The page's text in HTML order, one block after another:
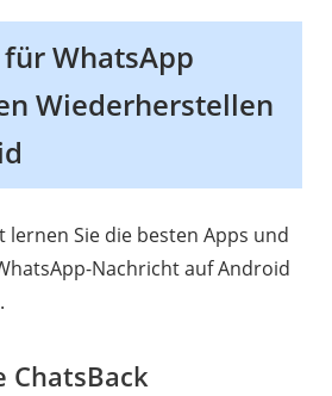
WhatsApp
Wiederherstellen
lernen Sie die besten Apps und
Nachricht auf Android
ChatsBack